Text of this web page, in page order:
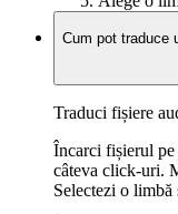
Cum pot traduce
Traduci fișiere
Încarci fișierul
câteva click-uri.
Selectezi o limbă